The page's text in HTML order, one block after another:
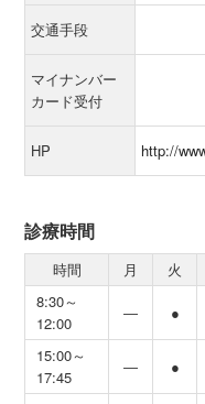
交通手段
マイナンバー
カード受付
HP http://
診療時間
時間 月 火
8:30～
12:00
― ●
15:00～
17:45
― ●